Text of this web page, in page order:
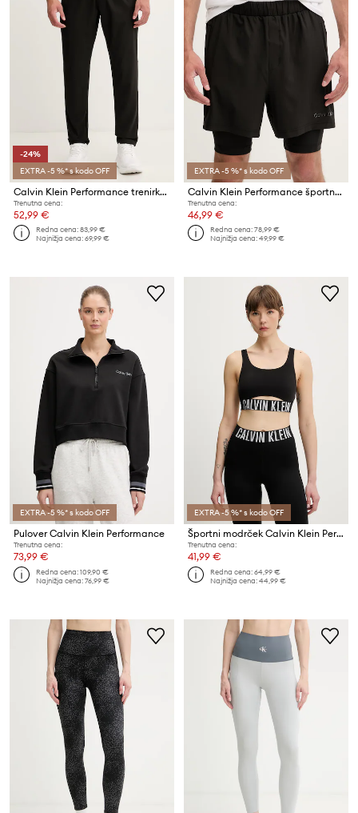
-24%
EXTRA -5 %* s kodo OFF
Calvin Klein Performance trenirka moška
Trenutna cena:
52,99 €
Redna cena:83,99 €
Najnižja cena:69,99 €
EXTRA -5 %* s kodo OFF
Calvin Klein Performance športne kratke hlače moške
Trenutna cena:
46,99 €
Redna cena:78,99 €
Najnižja cena:49,99 €
EXTRA -5 %* s kodo OFF
Pulover Calvin Klein Performance
Trenutna cena:
73,99 €
Redna cena:109,90 €
Najnižja cena:76,99 €
EXTRA -5 %* s kodo OFF
Športni modrček Calvin Klein Performance
Trenutna cena:
41,99 €
Redna cena:64,99 €
Najnižja cena:44,99 €